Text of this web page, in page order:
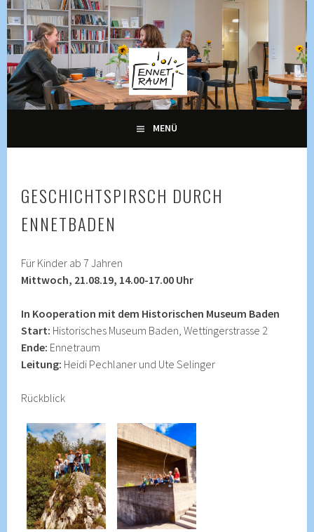
Springe
zum
Inhalt
ENNETRAUM –
KULTURZENTRUM
ENNETBADEN
KULTUR, KURSE UND VERANSTALTUNGEN FÜR ALLE
GENERATIONEN
MENÜ
GESCHICHTSPIRSCH DURCH
ENNETBADEN
Für Kinder ab 7 Jahren
Mittwoch, 21.08.19, 14.00-17.00 Uhr
In Kooperation mit dem Historischen Museum Baden
Start: Historisches Museum Baden, Wettingerstrasse 2
Ende: Ennetraum
Leitung: Heidi Pechlaner und Ute Selinger
Rückblick